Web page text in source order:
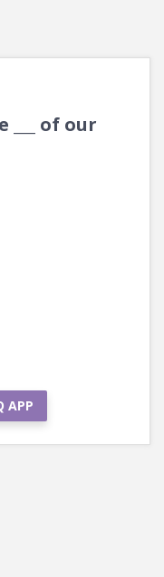
___ of our
APP